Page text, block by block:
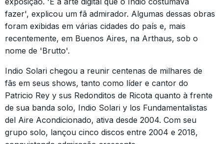
fazer', explicou um fã admirador. Algumas dessas obras
foram exibidas em várias cidades do país e, mais
recentemente, em Buenos Aires, na Arthaus, sob o
nome de 'Brutto'.
Indio Solari chegou a reunir centenas de milhares de
fãs em seus shows, tanto como líder e cantor do
Patricio Rey y sus Redonditos de Ricota quanto à frente
de sua banda solo, Indio Solari y los Fundamentalistas
del Aire Acondicionado, ativa desde 2004. Com seu
grupo solo, lançou cinco discos entre 2004 e 2018,